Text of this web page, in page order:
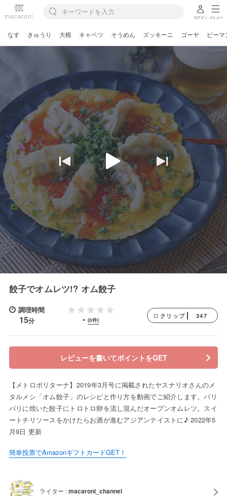
ログイン メニュー
なす きゅうり 大根 キャベツ そうめん ズッキーニ ゴーヤ ピーマ
餃子でオムレツ!? オム餃子
調理時間
15分 - (0件)
クリップ 347
レビューを書いてポイントをGET
【メトロポリターナ】2019年3月号に掲載されたヤスナリオさんのメ
タルメシ「オム餃子」のレシピと作り方を動画でご紹介します。パリ
パリに焼いた餃子にトロトロ卵を流し混んだオープンオムレツ。スイ
ートチリソースをかけたらお酒が進むアジアンテイストに♪ 2022年5
月9日 更新
簡単投票でAmazonギフトカードGET！
ライター :macaroni_channel